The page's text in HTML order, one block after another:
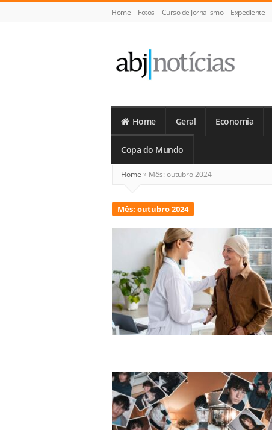
Home Fotos Curso de Jornalismo Expediente
Notícias
Home Geral Economia
Copa do Mundo
Home » Mês: outubro 2024
Mês: outubro 2024